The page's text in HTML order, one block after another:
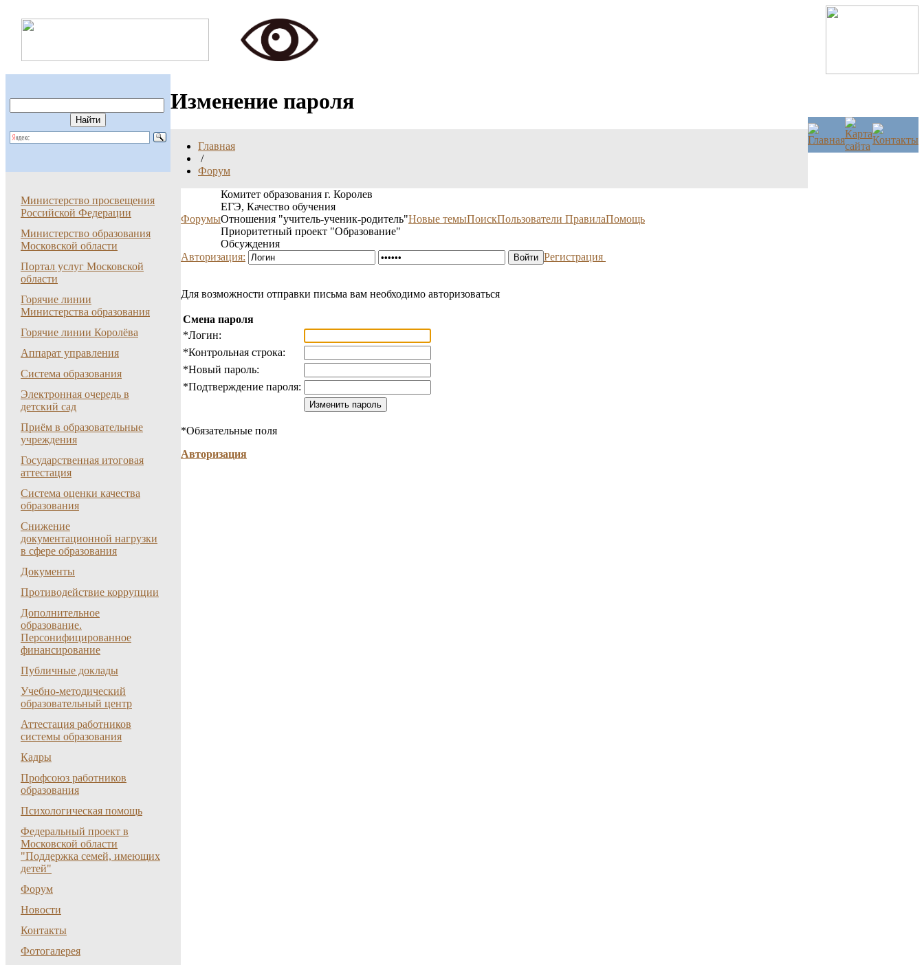
Изменение пароля
Главная
/
Форум
Министерство просвещения
Российской Федерации
Министерство образования
Московской области
Портал услуг Московской
области
Горячие линии
Министерства образования
Горячие линии Королёва
Аппарат управления
Система образования
Электронная очередь в
детский сад
Приём в образовательные
учреждения
Государственная итоговая
аттестация
Система оценки качества
образования
Снижение
документационной нагрузки
в сфере образования
Документы
Противодействие коррупции
Дополнительное
образование.
Персонифицированное
финансирование
Публичные доклады
Учебно-методический
образовательный центр
Аттестация работников
системы образования
Кадры
Профсоюз работников
образования
Психологическая помощь
Федеральный проект в
Московской области
"Поддержка семей, имеющих
детей"
Форум
Новости
Контакты
Фотогалерея
Форумы
Комитет образования г. Королев
ЕГЭ, Качество обучения
Отношения "учитель-ученик-родитель"
Приоритетный проект "Образование"
Обсуждения
Новые темыПоискПользователи ПравилаПомощь
Авторизация: Регистрация
Для возможности отправки письма вам необходимо авторизоваться
Смена пароля
*Логин:
*Контрольная строка:
*Новый пароль:
*Подтверждение пароля:
*Обязательные поля
Авторизация